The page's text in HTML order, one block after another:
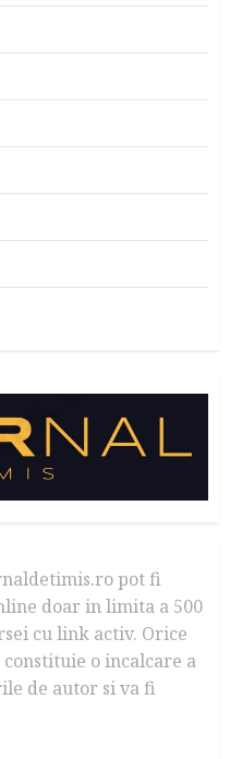
pot fi
doar in limita a 500
cu link activ. Orice
o incalcare a
de autor si va fi